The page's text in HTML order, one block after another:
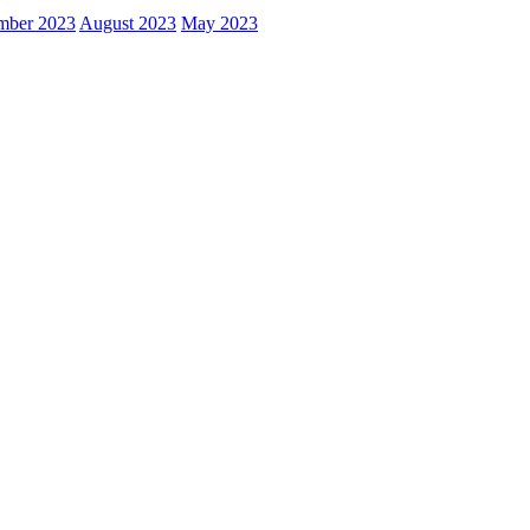
2023 August 2023 May 2023